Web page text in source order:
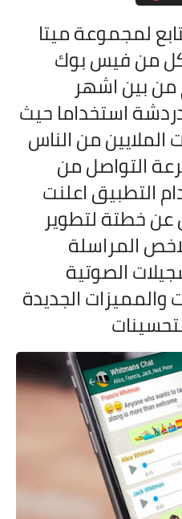
لمجموعة ميتا
كل من فيس بوك
من بين اشهر
استخداما حيث
من الناس
التواصل من
التطبيق اعلنت
عن خطتة لتطوير
المراسلة
الصوتية
الجديدة